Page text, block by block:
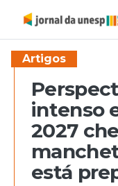
Artigos
intenso
2027
está